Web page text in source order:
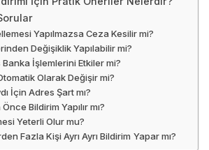
Yapılmazsa Ceza Kesilir mi?
Değişiklik Yapılabilir mi?
Banka İşlemlerini Etkiler mi?
Olarak Değişir mi?
İçin Adres Şart mı?
Bildirim Yapılır mı?
Yeterli Olur mu?
Fazla Kişi Ayrı Ayrı Bildirim Yapar mı?